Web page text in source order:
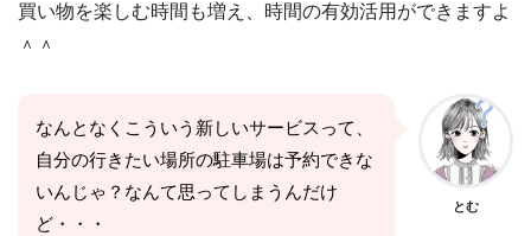
買い物を楽しむ時間も増え、時間の有効活用ができますよ
＾＾
なんとなくこういう新しいサービスって、
自分の行きたい場所の駐車場は予約できな
いんじゃ？なんて思ってしまうんだけ
ど・・・
とむ